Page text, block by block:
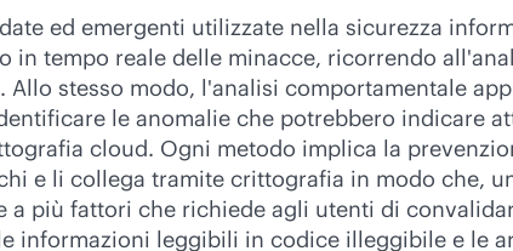
ed emergenti utilizzate nella sicurezza
in tempo reale delle minacce, ricorrendo
stesso modo, l'analisi comportamentale
le anomalie che potrebbero indicare
cloud. Ogni metodo implica la
e li collega tramite crittografia in modo che,
a più fattori che richiede agli utenti di
informazioni leggibili in codice illeggibile e le